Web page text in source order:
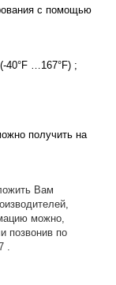
с помощью
-40°F …167°F) ;
получить на
Вам
можно,
позвонив по